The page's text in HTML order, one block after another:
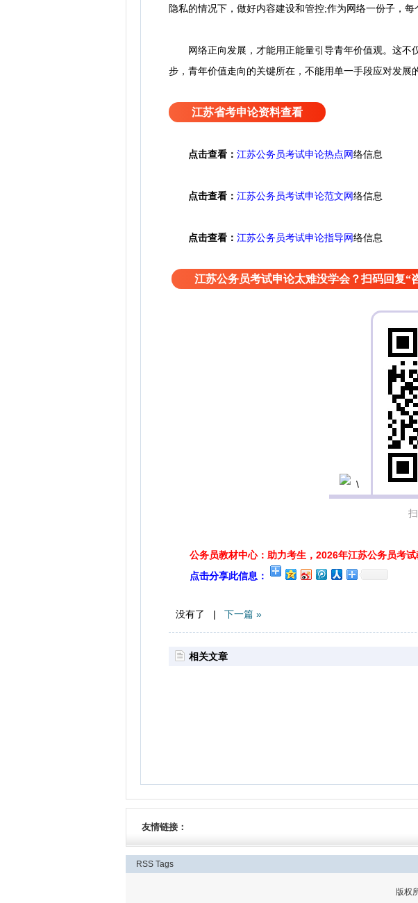
隐私的情况下，做好内容建设和管控;作为网络一份子，
网络正向发展，才能用正能量引导青年价值观。这不
步，青年价值走向的关键所在，不能用单一手段应对发展
江苏省考申论资料查看
点击查看： 江苏公务员考试申论热点网络信息
点击查看： 江苏公务员考试申论范文网络信息
点击查看： 江苏公务员考试申论指导网络信息
江苏公务员考试申论太难没学会？扫码回复“
公务员教材中心：助力考生，2026年江苏公务员考试
点击分享此信息：
没有了 | 下一篇 »
相关文章
友情链接：
RSS Tags
版权